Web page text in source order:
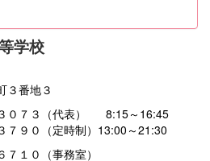
学校
３番地３
０７３（代表） 8:15～16:45
７９０（定時制）13:00～21:30
１０（事務室）